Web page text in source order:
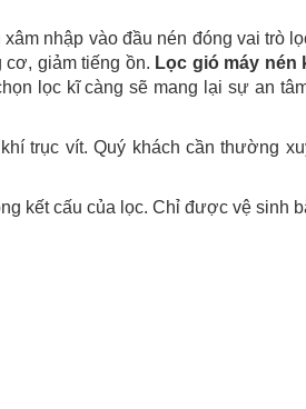
nhập vào đầu nén đóng vai trò
cơ, giảm tiếng ồn. Lọc gió máy nén
lọc kĩ càng sẽ mang lại sự an
trục vít. Quý khách cần thường
kết cấu của lọc. Chỉ được vệ sinh